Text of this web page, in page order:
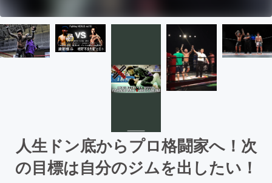
人生ドン底からプロ格闘家へ！次
の目標は自分のジムを出したい！